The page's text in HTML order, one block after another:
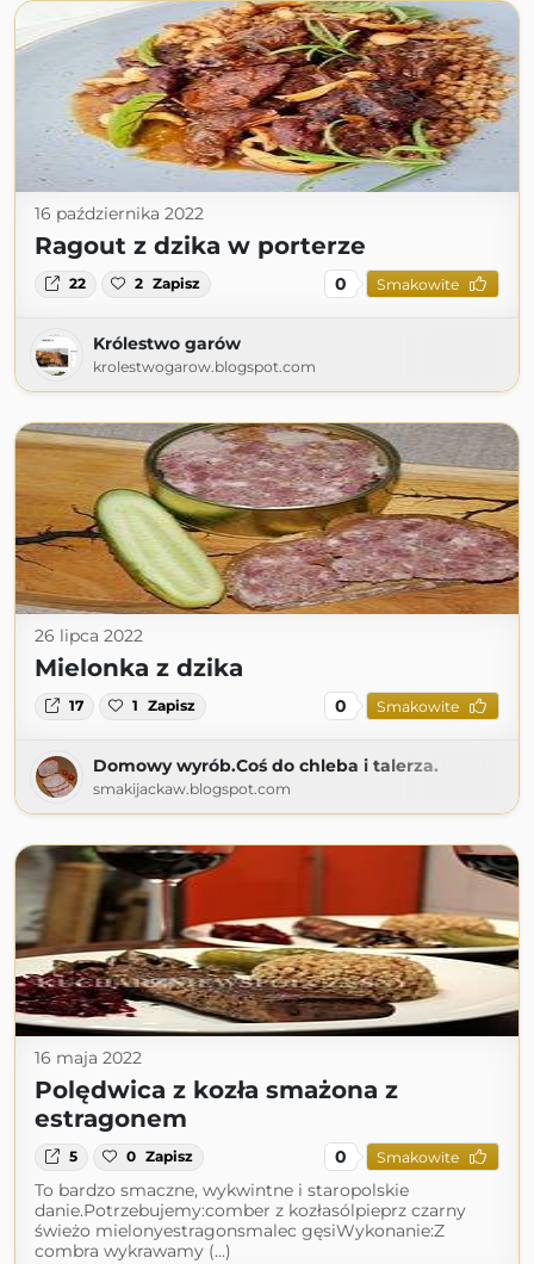
16 października 2022
Ragout z dzika w porterze
22 2 Zapisz 0 Smakowite
Królestwo garów
krolestwogarow.blogspot.com
26 lipca 2022
Mielonka z dzika
17 1 Zapisz 0 Smakowite
Domowy wyrób.Coś do chleba i talerza.
smakijackaw.blogspot.com
16 maja 2022
Polędwica z kozła smażona z
estragonem
5 0 Zapisz 0 Smakowite
To bardzo smaczne, wykwintne i staropolskie
danie.Potrzebujemy:comber z kozłasólpieprz czarny
świeżo mielonyestragonsmalec gęsiWykonanie:Z
combra wykrawamy (...)